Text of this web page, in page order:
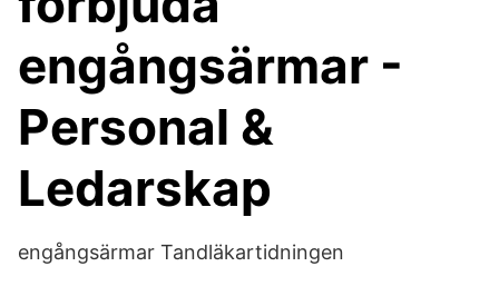
engångsärmar -
Personal &
Ledarskap
engångsärmar Tandläkartidningen